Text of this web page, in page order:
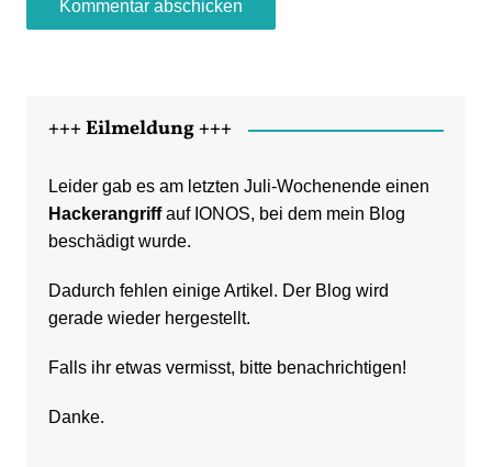
+++ Eilmeldung +++
Leider gab es am letzten Juli-Wochenende einen
Hackerangriffauf IONOS, bei dem mein Blog
beschädigt wurde.
Dadurch fehlen einige Artikel. Der Blog wird
gerade wieder hergestellt.
Falls ihr etwas vermisst, bitte benachrichtigen!
Danke.